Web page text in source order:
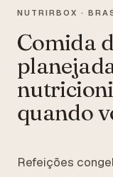
NUTRIRBOX ·
Comida
quando
Refeições